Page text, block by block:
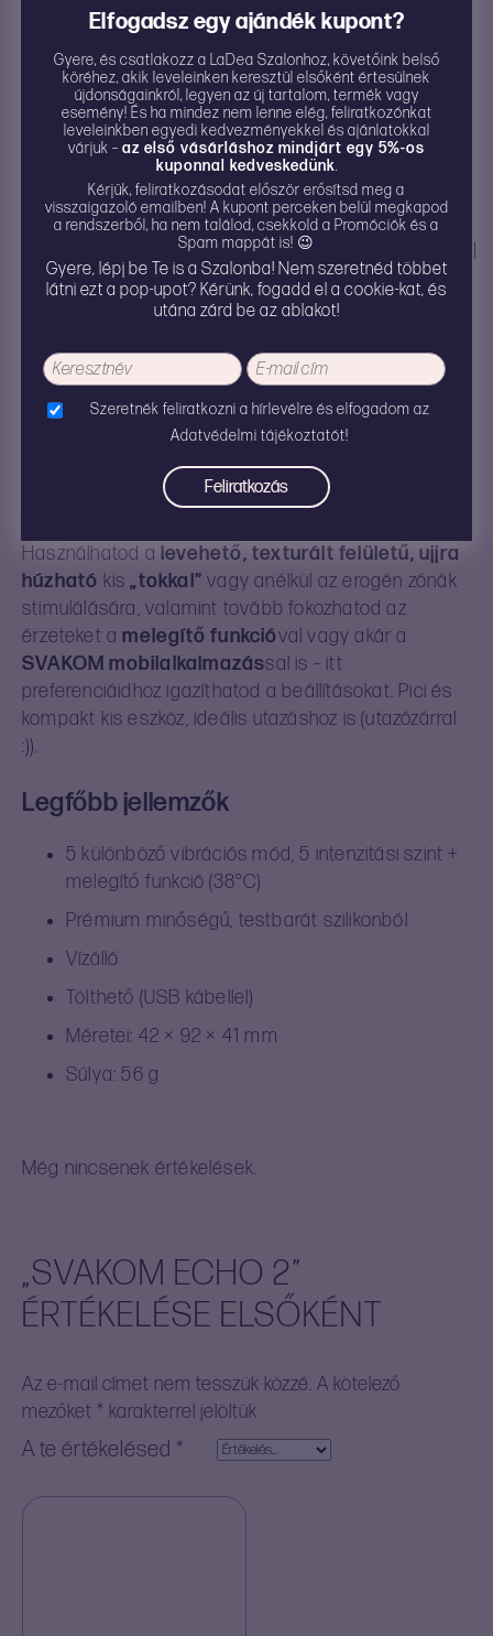
5 különböző vibrációs mód, 5 intenzitási szint +
melegítő funkció
Prémium minőségű, testbarát szilikonból
Vízálló
Tölthető (USB kábellel)
ÉRTÉKELÉSEK
TOVÁBBI
INFÓK
HASZNÁLATI
UTASÍTÁS
Svakom Echo 2 – rugalmas ujjvibrátor
Az Echo 2 minden korábbi tapasztalásnál könnyebbé
teszi a dolgod: legyen szó szóló játékról, előjátékról,
Használhatod a levehető, texturált felületű, ujjra
húzható kis„tokkal” vagy anélkül az erogén zónák
stimulálására, valamint tovább fokozhatod az
érzeteket amelegítő funkcióval vagy akár a
SVAKOM mobilalkalmazással is – itt
preferenciáidhoz igazíthatod a beállításokat. Pici és
kompakt kis eszköz, ideális utazáshoz is (utazózárral
:)).
Legfőbb jellemzők
5 különböző vibrációs mód, 5 intenzitási szint +
melegítő funkció (38°C)
Prémium minőségű, testbarát szilikonból
Vízálló
Tölthető (USB kábellel)
Méretei: 42 × 92 × 41 mm
Súlya: 56 g
Még nincsenek értékelések.
„SVAKOM ECHO 2”
ÉRTÉKELÉSE ELSŐKÉNT
Az e-mail címet nem tesszük közzé. A kötelező
mezőket * karakterrel jelöltük
A te értékelésed *
Elfogadsz egy ajándék kupont?
Gyere, és csatlakozz a LaDea Szalonhoz, követőink belső
köréhez, akik leveleinken keresztül elsőként értesülnek
újdonságainkról, legyen az új tartalom, termék vagy
esemény! És ha mindez nem lenne elég, feliratkozónkat
leveleinkben egyedi kedvezményekkel és ajánlatokkal
várjuk – az első vásárláshoz mindjárt egy 5%-os
kuponnal kedveskedünk.
Kérjük, feliratkozásodat először erősítsd meg a
visszaigazoló emailben! A kupont perceken belül megkapod
a rendszerből, ha nem találod, csekkold a Promóciók és a
Spam mappát is! 😉
Gyere, lépj be Te is a Szalonba! Nem szeretnéd többet
látni ezt a pop-upot? Kérünk, fogadd el a cookie-kat, és
utána zárd be az ablakot!
Szeretnék feliratkozni a hírlevélre és elfogadom az
Adatvédelmi tájékoztatót!